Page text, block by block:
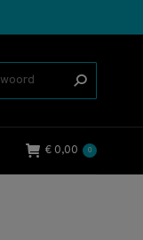
€ 0,00 0